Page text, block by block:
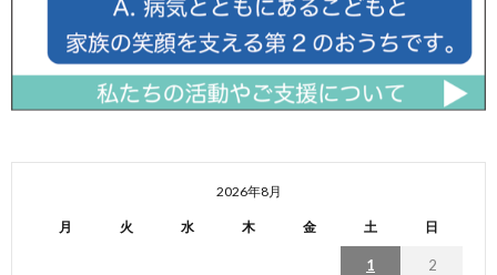
2026年8月
月 火 水 木 金 土 日
1 2